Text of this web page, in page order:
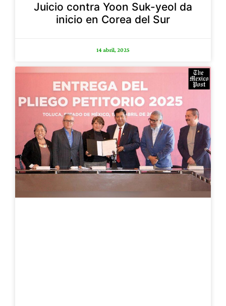
Juicio contra Yoon Suk-yeol da
inicio en Corea del Sur
14 abril, 2025